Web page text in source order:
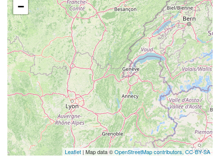
−
Leaflet | Map data ©OpenStreetMap contributors, CC-BY-SA